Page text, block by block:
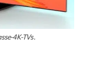
4K-TVs.